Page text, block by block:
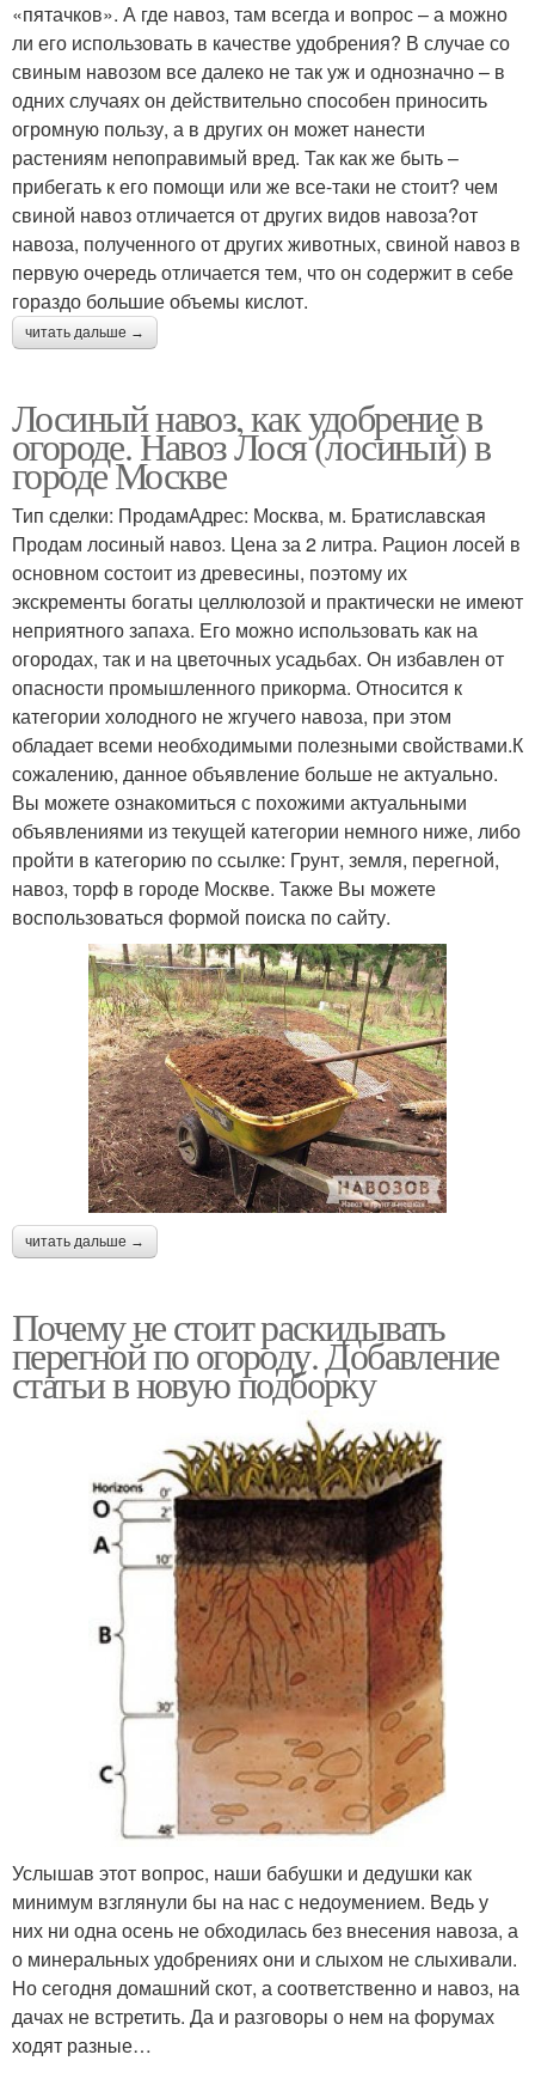
«пятачков». А где навоз, там всегда и вопрос – а можно
ли его использовать в качестве удобрения? В случае со
свиным навозом все далеко не так уж и однозначно – в
одних случаях он действительно способен приносить
огромную пользу, а в других он может нанести
растениям непоправимый вред. Так как же быть –
прибегать к его помощи или же все-таки не стоит? чем
свиной навоз отличается от других видов навоза?от
навоза, полученного от других животных, свиной навоз в
первую очередь отличается тем, что он содержит в себе
гораздо большие объемы кислот.
читать дальше →
Лосиный навоз, как удобрение в
огороде. Навоз Лося (лосиный) в
городе Москве
Тип сделки: ПродамАдрес: Москва, м. Братиславская
Продам лосиный навоз. Цена за 2 литра. Рацион лосей в
основном состоит из древесины, поэтому их
экскременты богаты целлюлозой и практически не имеют
неприятного запаха. Его можно использовать как на
огородах, так и на цветочных усадьбах. Он избавлен от
опасности промышленного прикорма. Относится к
категории холодного не жгучего навоза, при этом
обладает всеми необходимыми полезными свойствами.К
сожалению, данное объявление больше не актуально.
Вы можете ознакомиться с похожими актуальными
объявлениями из текущей категории немного ниже, либо
пройти в категорию по ссылке: Грунт, земля, перегной,
навоз, торф в городе Москве. Также Вы можете
воспользоваться формой поиска по сайту.
читать дальше →
Почему не стоит раскидывать
перегной по огороду. Добавление
статьи в новую подборку
Услышав этот вопрос, наши бабушки и дедушки как
минимум взглянули бы на нас с недоумением. Ведь у
них ни одна осень не обходилась без внесения навоза, а
о минеральных удобрениях они и слыхом не слыхивали.
Но сегодня домашний скот, а соответственно и навоз, на
дачах не встретить. Да и разговоры о нем на форумах
ходят разные…